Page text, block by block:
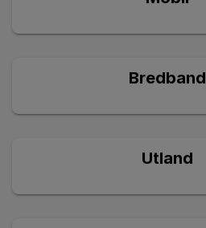
Bredband
Utland